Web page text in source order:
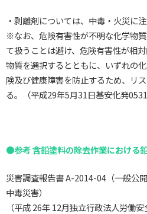
・剥離剤については、中毒・火災に注
※なお、危険有害性が不明な化学物
て扱うことは避け、危険有害性が相
物質を選択するとともに、いずれの
険及び健康障害を防止するため、リ
る。（平成29年5月31日基安化発0531
●参考 含鉛塗料の除去作業における
災害調査報告書 A-2014-04（一般公
中毒災害）
（平成 26年 12月独立行政法人労働安